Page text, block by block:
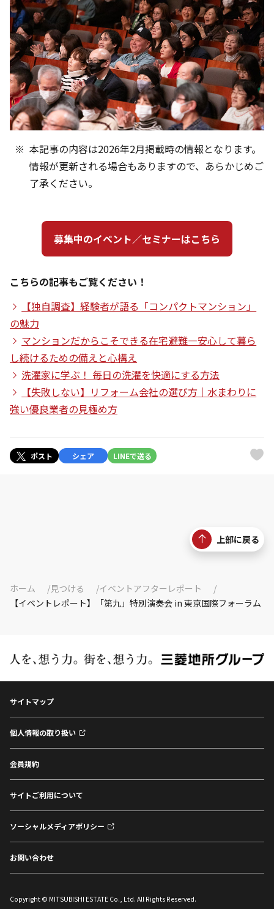
本記事の内容は2026年2月掲載時の情報となります。
情報が更新される場合もありますので、あらかじめご
了承ください。
募集中のイベント／セミナーはこちら
こちらの記事もご覧ください！
【独自調査】経験者が語る「コンパクトマンション」
の魅力
マンションだからこそできる在宅避難―安心して暮ら
し続けるための備えと心構え
洗濯家に学ぶ！ 毎日の洗濯を快適にする方法
【失敗しない】リフォーム会社の選び方｜水まわりに
強い優良業者の見極め方
ポスト シェア LINEで送る
上部に戻る
ホーム 見つける
イベントアフターレポート
【イベントレポート】「第九」特別演奏会 in 東京国際フォーラム
サイトマップ
個人情報の取り扱い
会員規約
サイトご利用について
ソーシャルメディアポリシー
お問い合わせ
Copyright © MITSUBISHI ESTATE Co., Ltd. All Rights Reserved.